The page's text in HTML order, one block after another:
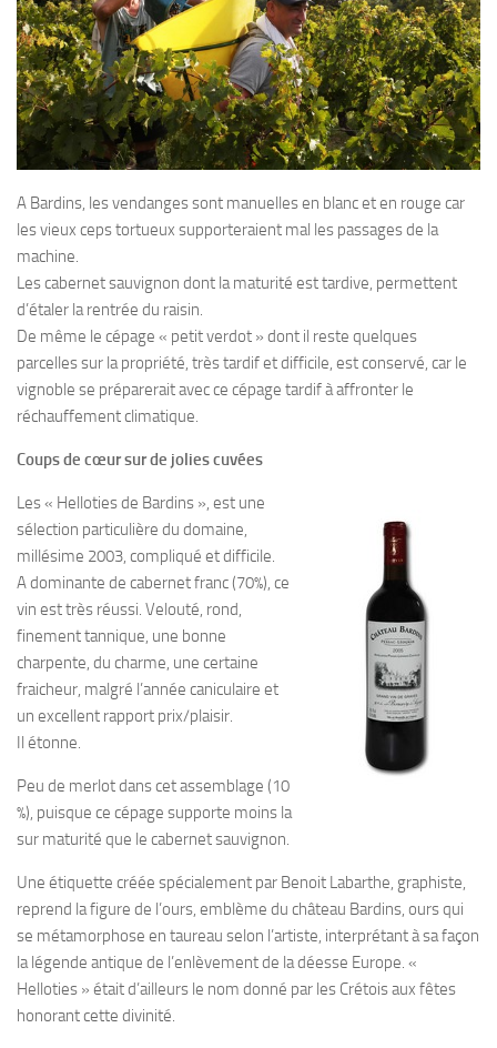
A Bardins, les vendanges sont manuelles en blanc et en rouge car
les vieux ceps tortueux supporteraient mal les passages de la
machine.
Les cabernet sauvignon dont la maturité est tardive, permettent
d’étaler la rentrée du raisin.
De même le cépage « petit verdot » dont il reste quelques
parcelles sur la propriété, très tardif et difficile, est conservé, car le
vignoble se préparerait avec ce cépage tardif à affronter le
réchauffement climatique.
Coups de cœur sur de jolies cuvées
Les « Helloties de Bardins », est une
sélection particulière du domaine,
millésime 2003, compliqué et difficile.
A dominante de cabernet franc (70%), ce
vin est très réussi. Velouté, rond,
finement tannique, une bonne
charpente, du charme, une certaine
fraicheur, malgré l’année caniculaire et
un excellent rapport prix/plaisir.
Il étonne.
Peu de merlot dans cet assemblage (10
%), puisque ce cépage supporte moins la
sur maturité que le cabernet sauvignon.
Une étiquette créée spécialement par Benoit Labarthe, graphiste,
reprend la figure de l’ours, emblème du château Bardins, ours qui
se métamorphose en taureau selon l’artiste, interprétant à sa façon
la légende antique de l’enlèvement de la déesse Europe. «
Helloties » était d’ailleurs le nom donné par les Crétois aux fêtes
honorant cette divinité.